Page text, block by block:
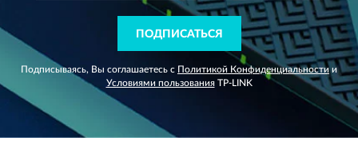
ПОДПИСАТЬСЯ
Подписываясь, Вы соглашаетесь с Политикой Конфиденциальности и
Условиями пользованияTP-LINK